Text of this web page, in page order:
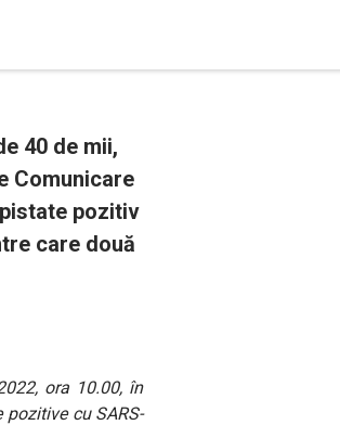
40 de mii,
Comunicare
pozitiv
care două
ora 10.00, în
cu SARS-